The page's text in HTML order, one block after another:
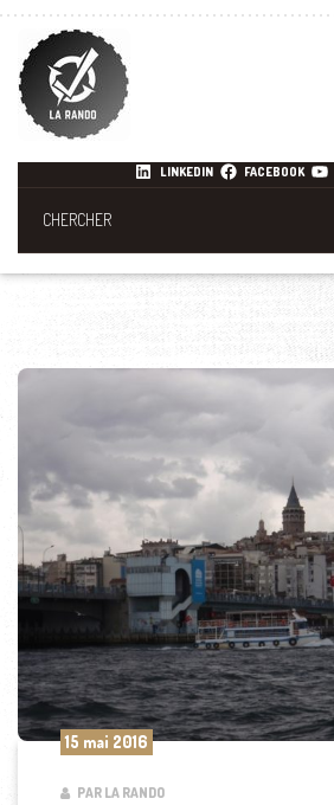
LINKEDIN FACEBOOK
15 mai 2016
PAR LA RANDO